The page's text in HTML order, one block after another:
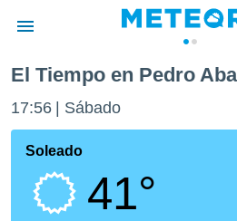
de
por
que se
calidad.
El Tiempo en Pedro
17:56 Sábado
Soleado
41°